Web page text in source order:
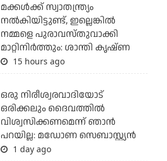
മക്കൾക്ക് സ്വാതന്ത്ര്യം
നൽകിയിട്ടുണ്ട്, ഇല്ലെങ്കിൽ
നമ്മളെ പുരാവസ്തുവാക്കി
മാറ്റിനിർത്തും: ശാന്തി കൃഷ്ണ
15 hours ago
ഒരു നിരീശ്വരവാദിയോട്
ഒരിക്കലും ദൈവത്തിൽ
വിശ്വസിക്കണമെന്ന് ഞാൻ
പറയില്ല: മഡോണ സെബാസ്റ്റ്യൻ
1 day ago